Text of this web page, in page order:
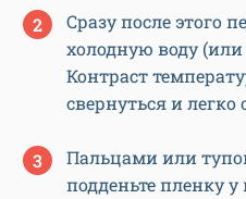
Сразу после этого
холодную воду (или
Контраст
свернуться и легко
Пальцами или
подденьте пленку